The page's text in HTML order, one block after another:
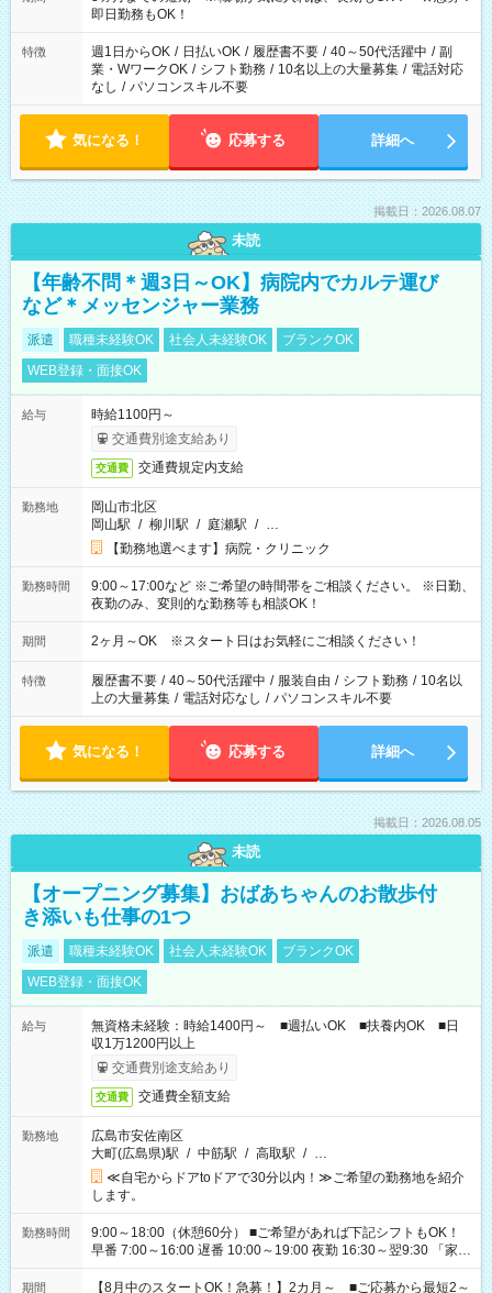
即日勤務もOK！
特徴 週1日からOK / 日払いOK / 履歴書不要 / 40～50代活躍中 / 副
業・WワークOK / シフト勤務 / 10名以上の大量募集 / 電話対応
なし / パソコンスキル不要
気になる！ 応募する 詳細へ
掲載日：2026.08.07
未読
【年齢不問＊週3日～OK】病院内でカルテ運び
など＊メッセンジャー業務
派遣 職種未経験OK 社会人未経験OK
ブランクOK
WEB登録・面接OK
給与
時給1100円～
交通費別途支給あり
交通費 交通費規定内支給
勤務地
岡山市北区
岡山駅 / 柳川駅 / 庭瀬駅 / …
【勤務地選べます】病院・クリニック
勤務時間
9:00～17:00など ※ご希望の時間帯をご相談ください。 ※日勤、
夜勤のみ、変則的な勤務等も相談OK！
期間 2ヶ月～OK ※スタート日はお気軽にご相談ください！
特徴 履歴書不要 / 40～50代活躍中 / 服装自由 / シフト勤務 / 10名以
上の大量募集 / 電話対応なし / パソコンスキル不要
気になる！ 応募する 詳細へ
掲載日：2026.08.05
未読
【オープニング募集】おばあちゃんのお散歩付
き添いも仕事の1つ
派遣 職種未経験OK 社会人未経験OK
ブランクOK
WEB登録・面接OK
給与
無資格未経験：時給1400円～ ■週払いOK ■扶養内OK ■日
収1万1200円以上
交通費別途支給あり
交通費 交通費全額支給
勤務地
広島市安佐南区
大町(広島県)駅 / 中筋駅 / 高取駅 / …
≪自宅からドアtoドアで30分以内！≫ご希望の勤務地を紹介
します。
勤務時間
9:00～18:00（休憩60分） ■ご希望があれば下記シフトもOK！
早番 7:00～16:00 遅番 10:00～19:00 夜勤 16:30～翌9:30 「家族
と休みを合わせたい」 「余裕を持って夕飯の準備がしたい」
「できれば残業はしたくない」 など、ご希望を教えてください
期間 【8月中のスタートOK！急募！】2カ月～ ■ご応募から最短2～